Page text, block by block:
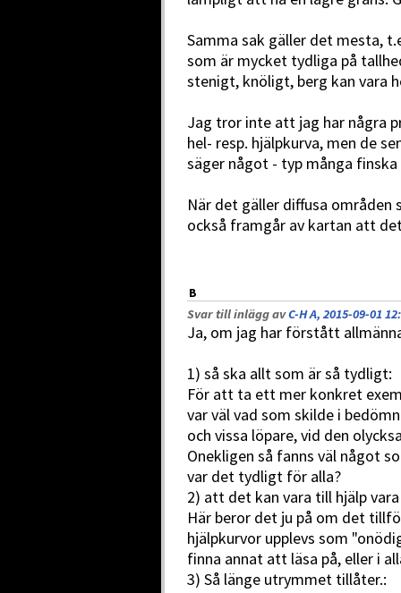
Samma sak gäller det mesta,
som är mycket tydliga på
stenigt, knöligt, berg kan vara
Jag tror inte att jag har några
hel- resp. hjälpkurva, men de
säger något - typ många
När det gäller diffusa
också framgår av kartan att
B
Svar till inlägg avC-H A, 2015-09-01
Ja, om jag har förstått
1) så ska allt som är så tydligt:
För att ta ett mer konkret
var väl vad som skilde i
och vissa löpare, vid den
Onekligen så fanns väl något
var det tydligt för alla?
2) att det kan vara till hjälp
Här beror det ju på om det
hjälpkurvor upplevs som
finna annat att läsa på, eller i
3) Så länge utrymmet tillåter.: